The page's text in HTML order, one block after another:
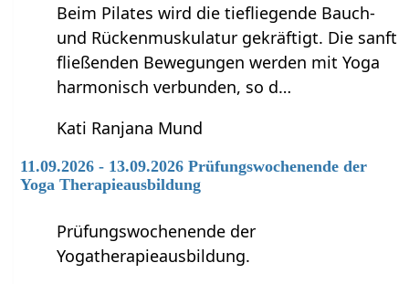
Beim Pilates wird die tiefliegende Bauch-
und Rückenmuskulatur gekräftigt. Die sanft
fließenden Bewegungen werden mit Yoga
harmonisch verbunden, so d…
Kati Ranjana Mund
11.09.2026 - 13.09.2026 Prüfungswochenende der
Yoga Therapieausbildung
Prüfungswochenende der
Yogatherapieausbildung.